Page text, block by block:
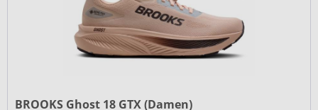
BROOKS Ghost 18 GTX (Damen)